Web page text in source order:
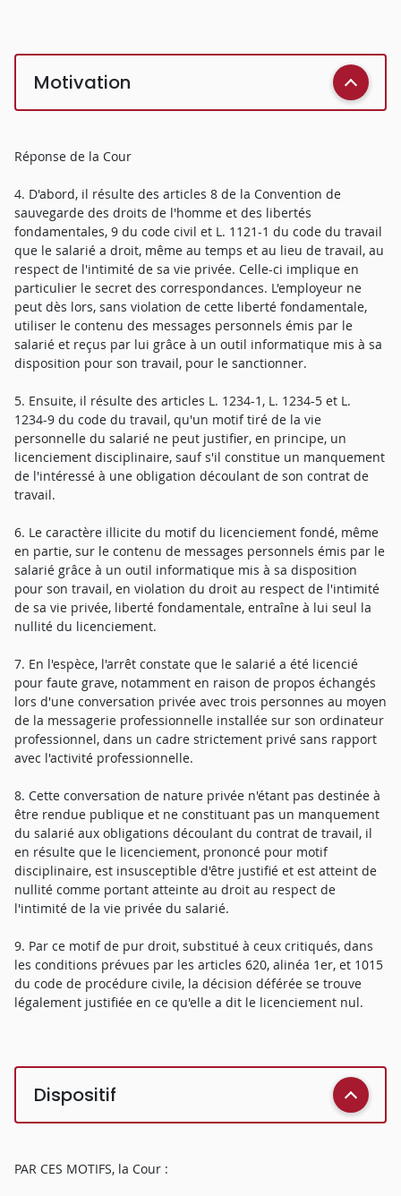
Motivation
Réponse de la Cour
4. D'abord, il résulte des articles 8 de la Convention de
sauvegarde des droits de l'homme et des libertés
fondamentales, 9 du code civil et L. 1121-1 du code du travail
que le salarié a droit, même au temps et au lieu de travail, au
respect de l'intimité de sa vie privée. Celle-ci implique en
particulier le secret des correspondances. L'employeur ne
peut dès lors, sans violation de cette liberté fondamentale,
utiliser le contenu des messages personnels émis par le
salarié et reçus par lui grâce à un outil informatique mis à sa
disposition pour son travail, pour le sanctionner.
5. Ensuite, il résulte des articles L. 1234-1, L. 1234-5 et L.
1234-9 du code du travail, qu'un motif tiré de la vie
personnelle du salarié ne peut justifier, en principe, un
licenciement disciplinaire, sauf s'il constitue un manquement
de l'intéressé à une obligation découlant de son contrat de
travail.
6. Le caractère illicite du motif du licenciement fondé, même
en partie, sur le contenu de messages personnels émis par le
salarié grâce à un outil informatique mis à sa disposition
pour son travail, en violation du droit au respect de l'intimité
de sa vie privée, liberté fondamentale, entraîne à lui seul la
nullité du licenciement.
7. En l'espèce, l'arrêt constate que le salarié a été licencié
pour faute grave, notamment en raison de propos échangés
lors d'une conversation privée avec trois personnes au moyen
de la messagerie professionnelle installée sur son ordinateur
professionnel, dans un cadre strictement privé sans rapport
avec l'activité professionnelle.
8. Cette conversation de nature privée n'étant pas destinée à
être rendue publique et ne constituant pas un manquement
du salarié aux obligations découlant du contrat de travail, il
en résulte que le licenciement, prononcé pour motif
disciplinaire, est insusceptible d'être justifié et est atteint de
nullité comme portant atteinte au droit au respect de
l'intimité de la vie privée du salarié.
9. Par ce motif de pur droit, substitué à ceux critiqués, dans
les conditions prévues par les articles 620, alinéa 1er, et 1015
du code de procédure civile, la décision déférée se trouve
légalement justifiée en ce qu'elle a dit le licenciement nul.
Dispositif
PAR CES MOTIFS, la Cour :